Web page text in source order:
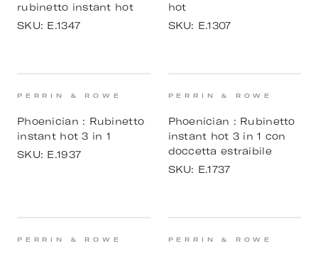
rubinetto instant hot
SKU: E.1347
hot
SKU: E.1307
PERRIN & ROWE
Phoenician : Rubinetto
instant hot 3 in 1
SKU: E.1937
PERRIN & ROWE
Phoenician : Rubinetto
instant hot 3 in 1 con
doccetta estraibile
SKU: E.1737
PERRIN & ROWE PERRIN & ROWE